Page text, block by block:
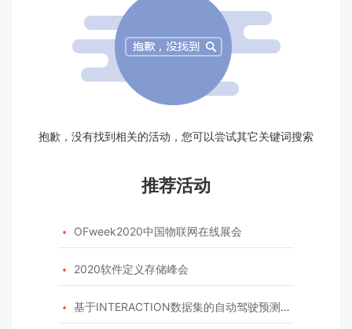
抱歉，没有找到相关的活动，您可以尝试其它关键词搜索
推荐活动
 OFweek2020中国物联网在线展会
 2020软件定义存储峰会
 基于INTERACTION数据集的自动驾驶预测模型挑战赛